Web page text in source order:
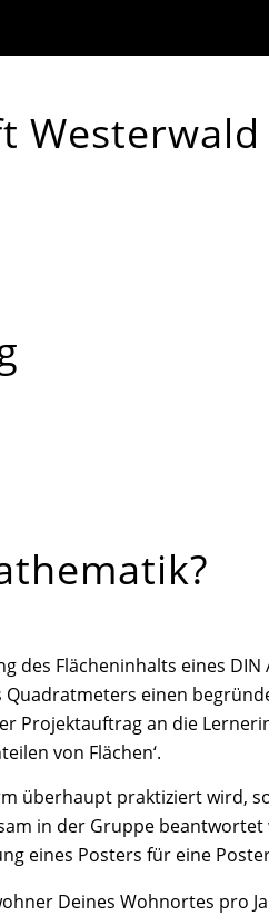
des Flächeninhalts eines DIN
Quadratmeters einen
Projektauftrag an die
von Flächen‘.
überhaupt praktiziert wird,
in der Gruppe beantwortet
eines Posters für eine
Deines Wohnortes pro